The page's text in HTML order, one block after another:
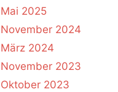
Mai 2025
November 2024
März 2024
November 2023
Oktober 2023